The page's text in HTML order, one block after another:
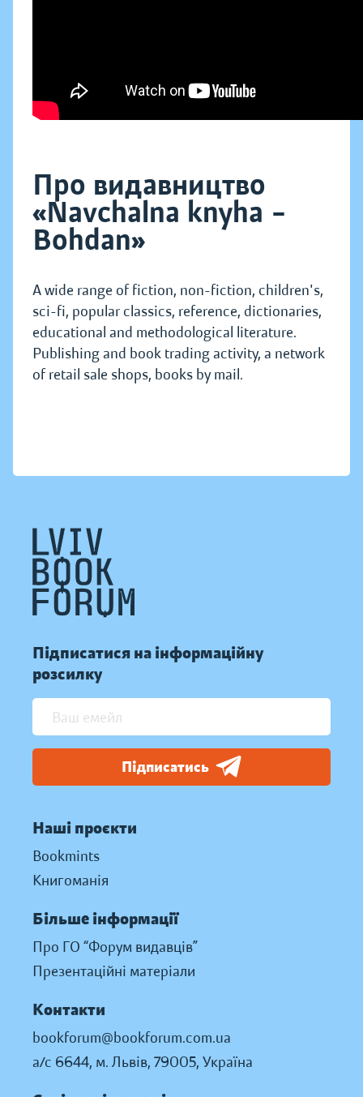
Про видавництво
«Navchalna knyha –
Bohdan»
A wide range of fiction, non-fiction, children's,
sci-fi, popular classics, reference, dictionaries,
educational and methodological literature.
Publishing and book trading activity, a network
of retail sale shops, books by mail.
Підписатися на інформаційну
розсилку
Підписатись
Наші проєкти
Bookmints
Книгоманія
Більше інформації
Про ГО “Форум видавців”
Презентаційні матеріали
Контакти
bookforum@bookforum.com.ua
а/с 6644, м. Львів, 79005, Україна